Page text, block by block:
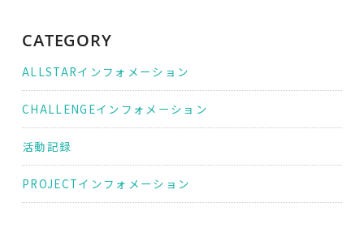
ペ
ー
ジ
送
り
CATEGORY
ALLSTARインフォメーション
CHALLENGEインフォメーション
活動記録
PROJECTインフォメーション